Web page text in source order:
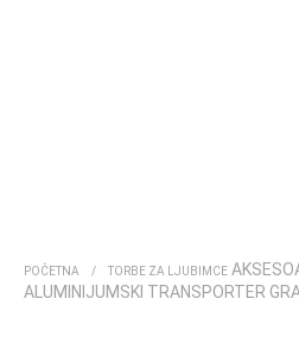
POČETNA / TORBE ZA LJUBIMCE
ALUMINIJUMSKI TRANSPORTER